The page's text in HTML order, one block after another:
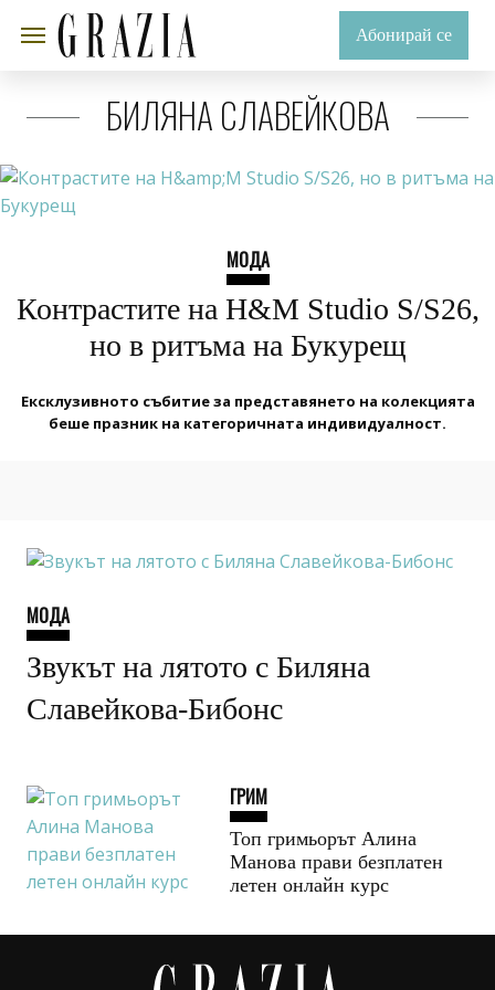
Абонирай се
БИЛЯНА СЛАВЕЙКОВА
МОДА
Контрастите на H&M Studio S/S26,
но в ритъма на Букурещ
Ексклузивното събитие за представянето на колекцията
беше празник на категоричната индивидуалност.
МОДА
Звукът на лятото с Биляна
Славейкова-Бибонс
ГРИМ
Топ гримьорът Алина
Манова прави безплатен
летен онлайн курс